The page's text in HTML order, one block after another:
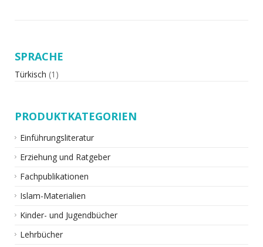
SPRACHE
Türkisch (1)
PRODUKTKATEGORIEN
Einführungsliteratur
Erziehung und Ratgeber
Fachpublikationen
Islam-Materialien
Kinder- und Jugendbücher
Lehrbücher